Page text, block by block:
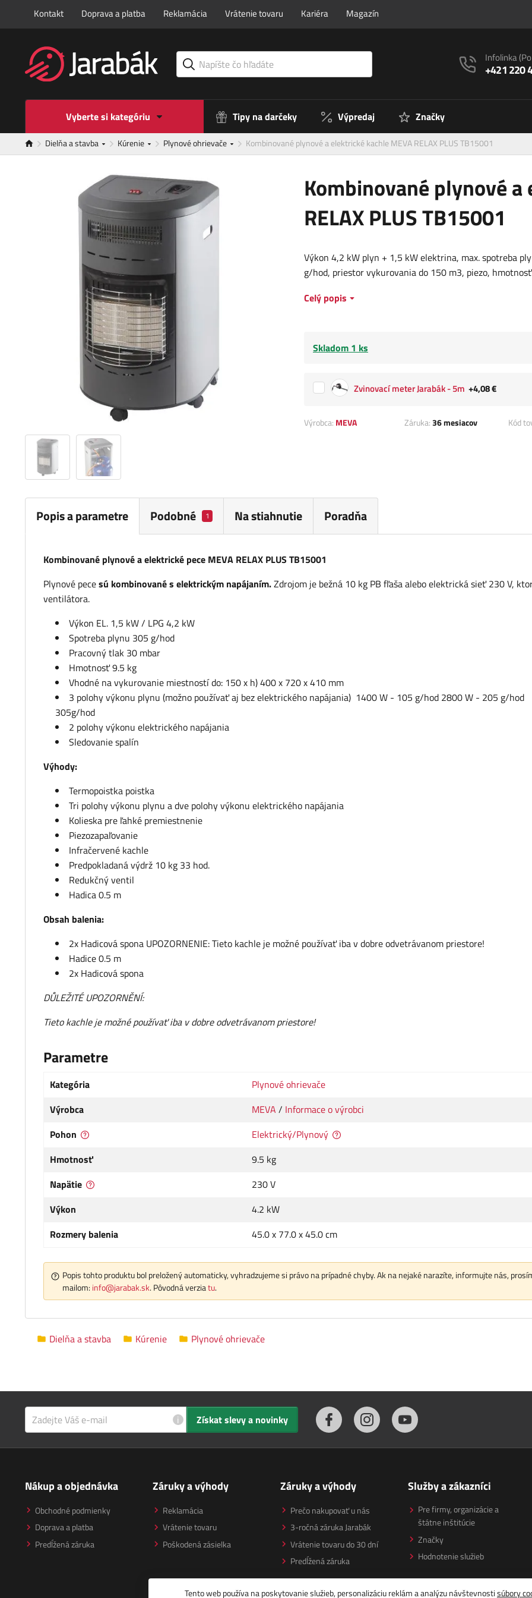
Kontakt Doprava a platba Reklamácia Vrátenie tovaru Kariéra Magazín
Infolinka
+421 220
Vyberte si kategóriu Tipy na darčeky Výpredaj Značky
Dielňa a stavba Kúrenie Plynové ohrievače Kombinované plynové a elektrické kachle MEVA RELAX PLUS TB15001
Kombinované plynové
RELAX PLUS TB15001
Výkon 4,2 kW plyn + 1,5 kW elektrina, max. spotreba
g/hod, priestor vykurovania do 150 m3, piezo,
Celý popis
Skladom 1 ks
Zvinovací meter Jarabák - 5m +4,08 €
Výrobca: MEVA Záruka:36 mesiacov Kód
Popis a parametre Podobné 1 Na stiahnutie Poradňa
Kombinované plynové a elektrické pece MEVA RELAX PLUS TB15001
Plynové pecesú kombinované s elektrickým napájaním.Zdrojom je bežná 10 kg PB fľaša alebo elektrická sieť 230 V,
ventilátora.
Výkon EL. 1,5 kW / LPG 4,2 kW
Spotreba plynu 305 g/hod
Pracovný tlak 30 mbar
Hmotnosť 9.5 kg
Vhodné na vykurovanie miestností do: 150 x h) 400 x 720 x 410 mm
3 polohy výkonu plynu (možno používať aj bez elektrického napájania) 1400 W - 105 g/hod 2800 W - 205 g/hod
305g/hod
2 polohy výkonu elektrického napájania
Sledovanie spalín
Výhody:
Termopoistka poistka
Tri polohy výkonu plynu a dve polohy výkonu elektrického napájania
Kolieska pre ľahké premiestnenie
Piezozapaľovanie
Infračervené kachle
Predpokladaná výdrž 10 kg 33 hod.
Redukčný ventil
Hadica 0.5 m
Obsah balenia:
2x Hadicová spona UPOZORNENIE: Tieto kachle je možné používať iba v dobre odvetrávanom priestore!
Hadice 0.5 m
2x Hadicová spona
DŮLEŽITÉ UPOZORNĚNÍ:
Tieto kachle je možné používať iba v dobre odvetrávanom priestore!
Parametre
Kategória
Plynové ohrievače
Výrobca
MEVA / Informace o výrobci
Pohon
Elektrický/Plynový
Hmotnosť
9.5 kg
Napätie
230 V
Výkon
4.2 kW
Rozmery balenia
45.0 x 77.0 x 45.0 cm
Popis tohto produktu bol preložený automaticky, vyhradzujeme si právo na prípadné chyby. Ak na nejaké narazíte, informujte nás,
mailom: info@jarabak.sk. Pôvodná verziatu.
Dielňa a stavba Kúrenie Plynové ohrievače
i Získat slevy a novinky
Nákup a objednávka
Obchodné podmienky
Doprava a platba
Predĺžená záruka
Záruky a výhody
Reklamácia
Vrátenie tovaru
Poškodená zásielka
Záruky a výhody
Prečo nakupovať u nás
3-ročná záruka Jarabák
Vrátenie tovaru do 30 dní
Predĺžená záruka
Služby a zákazníci
Pre firmy, organizácie a
štátne inštitúcie
Značky
Hodnotenie služieb
Tento web používa na poskytovanie služieb, personalizáciu reklám a analýzu návštevnostisúbory